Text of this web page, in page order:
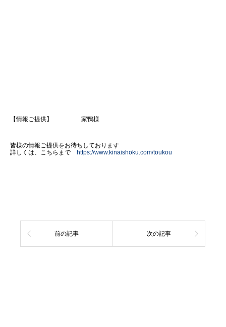
【情報ご提供】 家鴨様
皆様の情報ご提供をお待ちしております
詳しくは、こちらまで https://www.kinaishoku.com/toukou
前の記事 次の記事